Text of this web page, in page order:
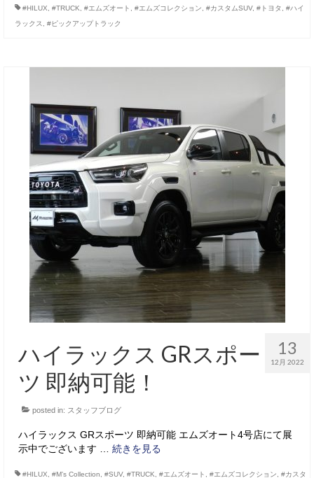
#HILUX #TRUCK #エムズオート #エムズコレクション #カスタムSUV, #トヨタ
#ハイ
ラックス
#ピックアップトラック
13
12月 2022
ハイラックス GRスポー
ツ 即納可能！
posted in: スタッフブログ
ハイラックス GRスポーツ 即納可能 エムズオート4号店にて展
示中でございます … 続きを見る
#HILUX #M’s Collection #SUV, #TRUCK #エムズオート #エムズコレクション #カスタ